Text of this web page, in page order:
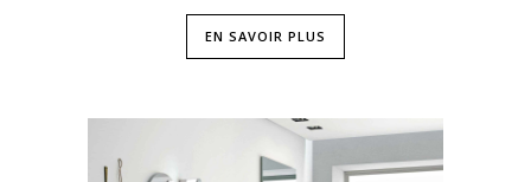
EN SAVOIR PLUS